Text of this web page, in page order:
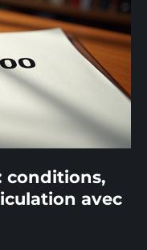
conditions,
avec